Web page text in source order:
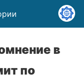
в
по